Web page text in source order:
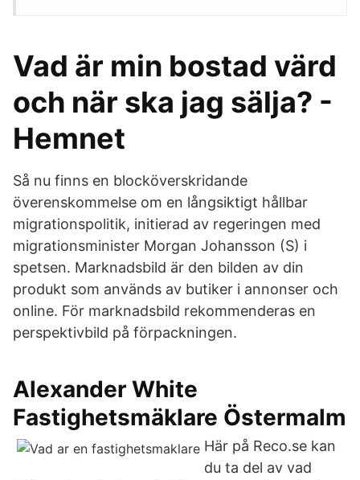
Vad är min bostad värd
och när ska jag sälja? -
Hemnet
Så nu finns en blocköverskridande
överenskommelse om en långsiktigt hållbar
migrationspolitik, initierad av regeringen med
migrationsminister Morgan Johansson (S) i
spetsen. Marknadsbild är den bilden av din
produkt som används av butiker i annonser och
online. För marknadsbild rekommenderas en
perspektivbild på förpackningen.
Alexander White
Fastighetsmäklare Östermalm
Här på Reco.se kan
du ta del av vad